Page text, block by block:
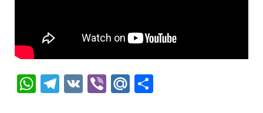
WhatsApp
Telegram
VK ViberMail.Ru